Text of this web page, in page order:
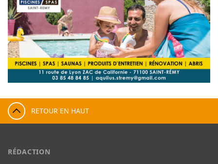
RETOUR EN HAUT
RÉDACTION